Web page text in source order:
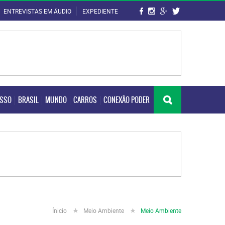
ENTREVISTAS EM ÁUDIO EXPEDIENTE
BRASIL MUNDO CARROS CONEXÃO PODER
BRASIL MUNDO CARROS CONEXÃO PODER
Ínicio Meio Ambiente Meio Ambiente